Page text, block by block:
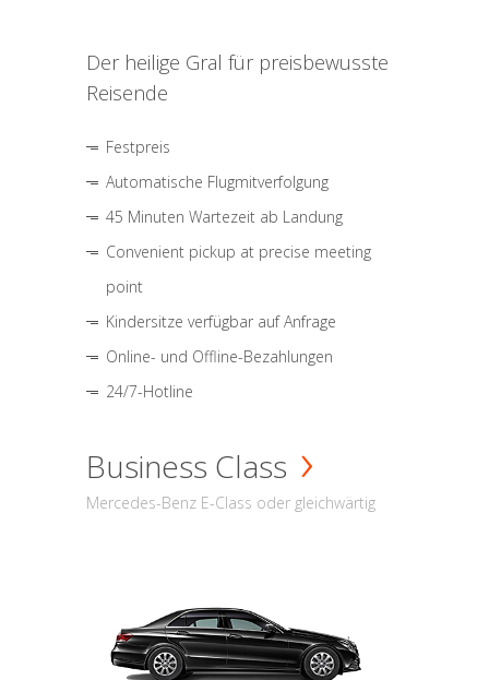
Der heilige Gral für preisbewusste
Reisende
Festpreis
Automatische Flugmitverfolgung
45 Minuten Wartezeit ab Landung
Convenient pickup at precise meeting
point
Kindersitze verfügbar auf Anfrage
Online- und Offline-Bezahlungen
24/7-Hotline
Business Class
Mercedes-Benz E-Class oder gleichwärtig